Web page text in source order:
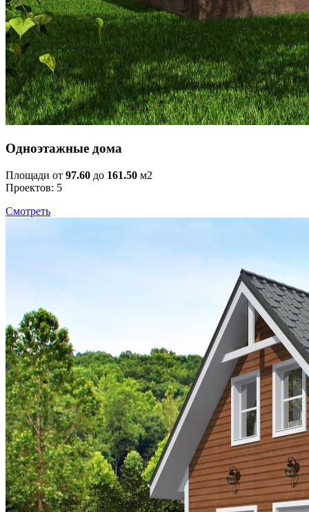
Одноэтажные дома
Площади от 97.60 до 161.50 м2
Проектов: 5
Смотреть